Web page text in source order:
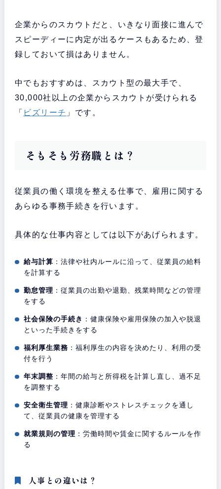
企業からのスカウトだと、いきなり面接に進んで
スピーディーに内定が出るケースもあるため、登
録しておいて損はありません。
中でもおすすめは、スカウト型の最大手で、
30,000社以上の企業からスカウトが受けられる
「 ビズリーチ 」です。
そもそも労務職とは？
従業員の働く環境を整える仕事で、雇用に関する
あらゆる事務手続きを行います。
具体的な仕事内容としては以下があげられます。
給与計算 ：法律や社内ルールに沿って、従業員の給料
を計算する
勤怠管理 ：従業員の出勤や退勤、残業時間などの管理
をする
社会保険の手続き ：健康保険や雇用保険の加入や脱退
といった手続きをする
福利厚生業務 ：福利厚生の内容を決めたり、利用の受
付を行う
年末調整 ：年間の給与と所得税を計算し直し、過不足
を調整する
安全衛生管理 ：健康診断やストレスチェックを通し
て、従業員の健康を管理する
就業規則の管理 ：労働時間や賃金に関するルールを作
る
人事との違いは？